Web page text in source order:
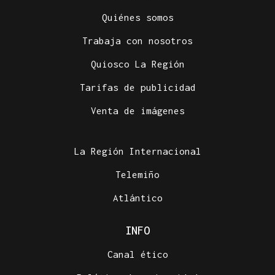
Quiénes somos
Trabaja con nosotros
Quiosco La Región
Tarifas de publicidad
Venta de imágenes
La Región Internacional
Telemiño
Atlántico
INFO
Canal ético